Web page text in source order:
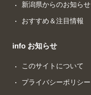
新潟県からのお知らせ
おすすめ＆注目情報
info お知らせ
このサイトについて
プライバシーポリシー